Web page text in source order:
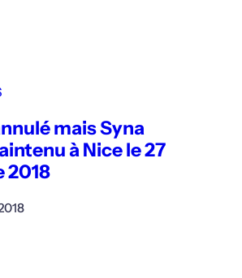
mais Syna
à Nice le 27
2018